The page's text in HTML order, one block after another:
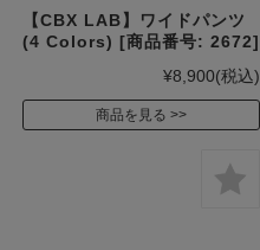
【CBX LAB】ワイドパンツ
(4 Colors) [商品番号: 2672]
¥8,900(税込)
商品を見る